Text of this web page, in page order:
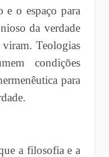
e o espaço para
da verdade
Teologias
condições
para
a filosofia e a